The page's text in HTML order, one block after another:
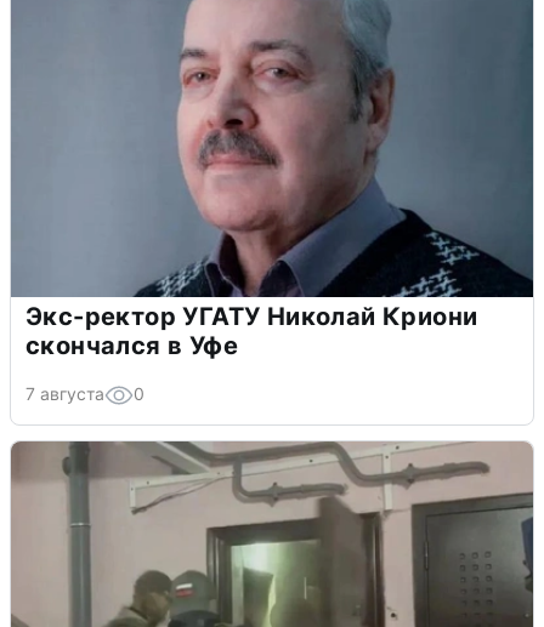
Экс-ректор УГАТУ Николай Криони
скончался в Уфе
7 августа 0